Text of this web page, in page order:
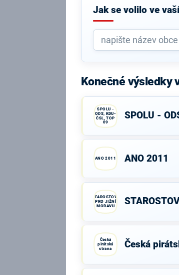
Jak se volilo ve
Konečné výsledky
SPOLU -
ODS, KDU-
ČSL, TOP
09
SPOLU -
ANO 2011 ANO 2011
STAROSTOVÉ
PRO JIŽNÍ
MORAVU
Česká
pirátská
strana
Česká